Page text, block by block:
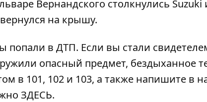
Вернандского столкнулись
на крышу.
попали в ДТП. Если вы стали
опасный предмет, бездыханное
в 101, 102 и 103, а также напишите в
ЗДЕСЬ.